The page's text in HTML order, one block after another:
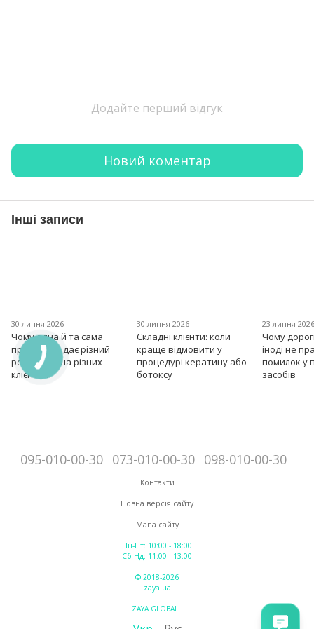
Додайте перший відгук
Новий коментар
Інші записи
30 липня 2026
Чому одна й та сама
процедура дає різний
результат на різних
клієнтах?
30 липня 2026
Складні клієнти: коли
краще відмовити у
процедурі кератину або
ботоксу
23 липня
Чому
іноді не
помилок у
засобів
095-010-00-30 073-010-00-30 098-010-00-30
Контакти
Повна версія сайту
Мапа сайту
Пн-Пт: 10:00 - 18:00
Сб-Нд: 11:00 - 13:00
© 2018-2026
zaya.ua
ZAYA GLOBAL